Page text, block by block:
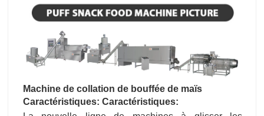
Machine de collation de bouffée de maïs
Caractéristiques: Caractéristiques: